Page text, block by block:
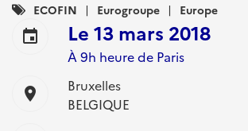
Catégories
:
ECOFIN Eurogroupe Europe
event Le 13 mars 2018
À 9h heure de Paris
location_on
Bruxelles
BELGIQUE